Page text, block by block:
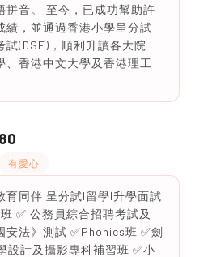
拼音。 至今，已成功幫助許
績，並通過香港小學呈分試
試(DSE)，順利升讀各大院
、香港中文大學及香港理工
有愛心
育同伴 ️呈分試l留學l升學面試
✅ 公務員綜合招聘考試及
安法》測試 ✅Phonics班 ✅劍
設計及攝影專科補習班 ✅小